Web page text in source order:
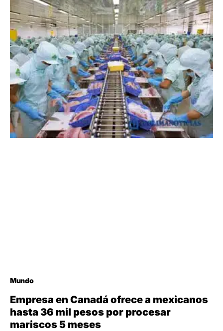
Mundo
Empresa en Canadá ofrece a mexicanos
hasta 36 mil pesos por procesar
mariscos 5 meses